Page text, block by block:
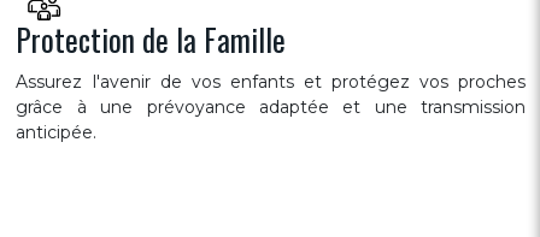
Protection de la Famille
Assurez l'avenir de vos enfants et protégez vos proches
grâce à une prévoyance adaptée et une transmission
anticipée.